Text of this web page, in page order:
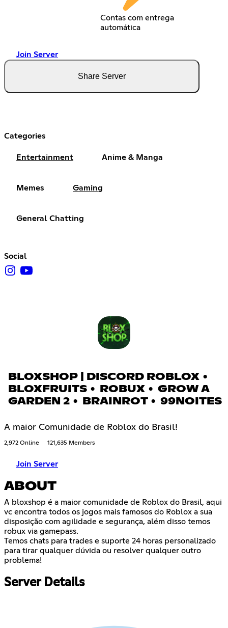
Contas com entrega
automática
Join Server
Share Server
Categories
Entertainment Anime & Manga
Memes Gaming
General Chatting
Social
BLOXSHOP | DISCORD ROBLOX •
BLOXFRUITS • ROBUX • GROW A
GARDEN 2 • BRAINROT • 99NOITES
A maior Comunidade de Roblox do Brasil!
2,972 Online 121,635 Members
Join Server
ABOUT
A bloxshop é a maior comunidade de Roblox do Brasil, aqui
vc encontra todos os jogos mais famosos do Roblox a sua
disposição com agilidade e segurança, além disso temos
robux via gamepass.
Temos chats para trades e suporte 24 horas personalizado
para tirar qualquer dúvida ou resolver qualquer outro
problema!
Server Details